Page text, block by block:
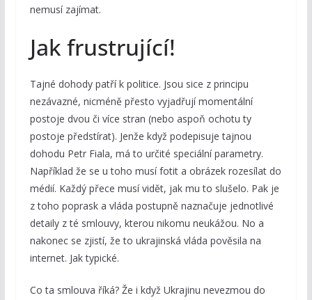
nemusí zajímat.
Jak frustrující!
Tajné dohody patří k politice. Jsou sice z principu
nezávazné, nicméně přesto vyjadřují momentální
postoje dvou či více stran (nebo aspoň ochotu ty
postoje předstírat). Jenže když podepisuje tajnou
dohodu Petr Fiala, má to určité speciální parametry.
Například že se u toho musí fotit a obrázek rozesílat do
médií. Každý přece musí vidět, jak mu to slušelo. Pak je
z toho poprask a vláda postupně naznačuje jednotlivé
detaily z té smlouvy, kterou nikomu neukážou. No a
nakonec se zjistí, že to ukrajinská vláda pověsila na
internet. Jak typické.
Co ta smlouva říká? Že i když Ukrajinu nevezmou do